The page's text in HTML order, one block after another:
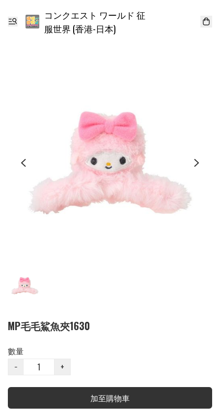
コンクエスト ワールド 征
服世界 (香港-日本)
MP毛毛鯊魚夾1630
數量
−
+
加至購物車